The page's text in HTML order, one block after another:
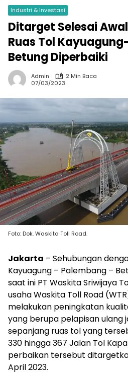
Industri & Investasi
Ditarget Selesai
Ruas Tol
Betung Diperbaiki
Admin
2 Min Baca
07/03/2023
Foto: Dok. Waskita Toll Road.
Jakarta – Sehubungan
Kayuagung – Palembang –
saat ini PT Waskita Sriwijaya
usaha Waskita Toll Road
melakukan peningkatan
yang berupa pelapisan ulang
sepanjang ruas tol yang
330 hingga 367 Jalan Tol
perbaikan tersebut
April 2023.